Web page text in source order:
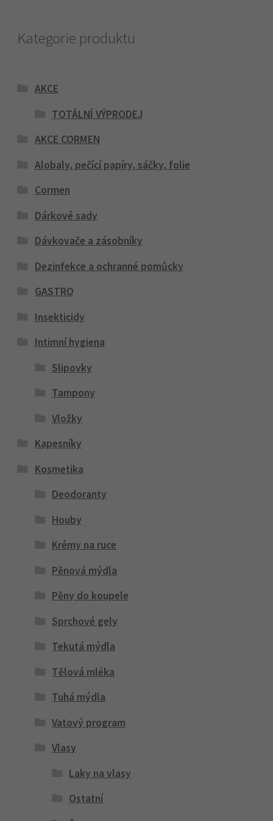
Kategorie produktu
AKCE
TOTÁLNÍ VÝPRODEJ
AKCE CORMEN
Alobaly, pečící papíry, sáčky, folie
Cormen
Dárkové sady
Dávkovače a zásobníky
Dezinfekce a ochranné pomůcky
GASTRO
Insekticidy
Intimní hygiena
Slipovky
Tampony
Vložky
Kapesníky
Kosmetika
Deodoranty
Houby
Krémy na ruce
Pěnová mýdla
Pěny do koupele
Sprchové gely
Tekutá mýdla
Tělová mléka
Tuhá mýdla
Vatový program
Vlasy
Laky na vlasy
Ostatní